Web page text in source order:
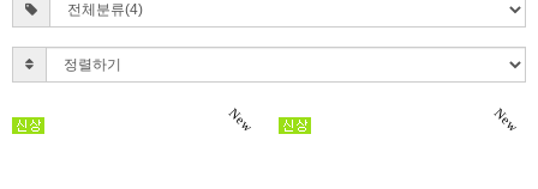
New New